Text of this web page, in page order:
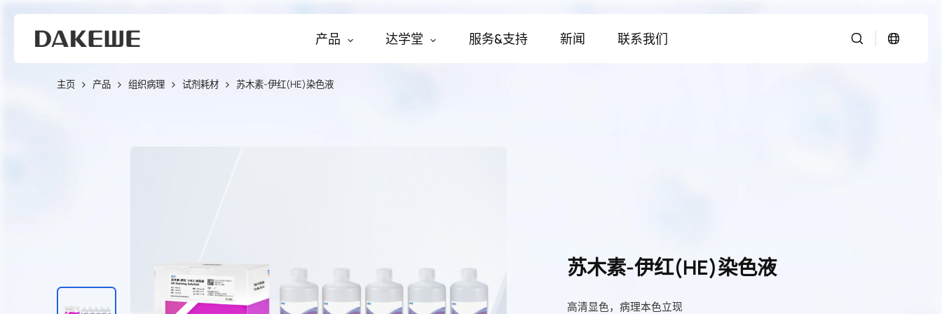
产品 达学堂 服务&支持 新闻 联系我们
主页 产品 组织病理 试剂耗材 苏木素-伊红(HE)染色液
苏木素-伊红(HE)染色液
高清显色，病理本色立现